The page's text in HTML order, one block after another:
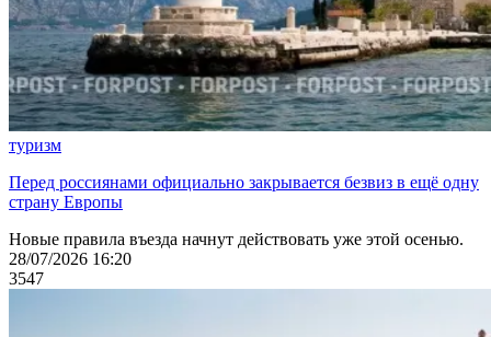
туризм
Перед россиянами официально закрывается безвиз в ещё одну
страну Европы
Новые правила въезда начнут действовать уже этой осенью.
28/07/2026 16:20
3547